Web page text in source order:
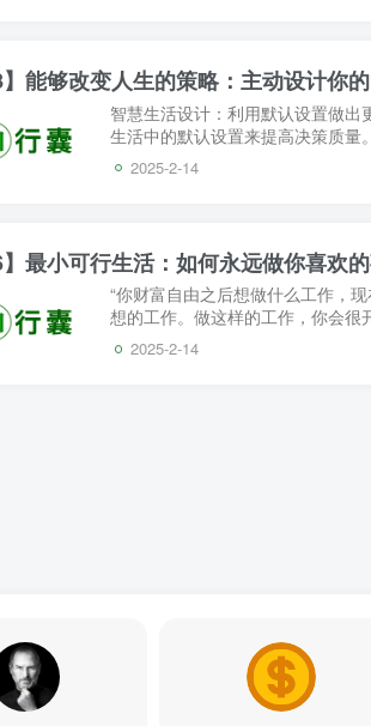
】能够改变人生的策略：主动设计你
智慧生活设计：利用默认设置做
生活中的默认设置来提高决策质量
而非刻意选择的结果。通过改变这
2025-2-14
】最小可行生活：如何永远做你喜欢
“你财富自由之后想做什么工作，
想的工作。做这样的工作，你会很
从床上跳起来，一天不工作都不行
2025-2-14